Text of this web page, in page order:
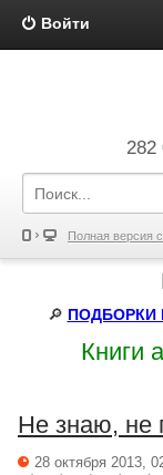
Войти
282
Полная версия
🔎 ПОДБОРКИ
Книги
Не знаю, не
28 октября 2013,